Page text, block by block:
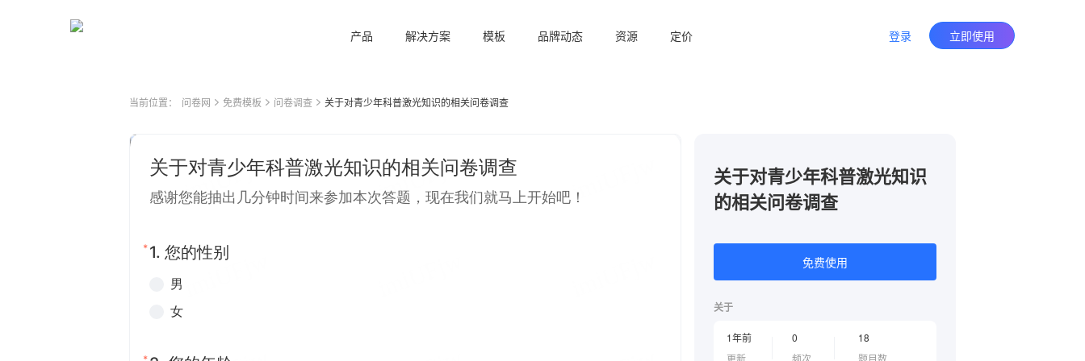
产品 解决方案 模板 品牌动态 资源 定价 登录 立即使用
当前位置： 问卷网 免费模板 问卷调查 关于对青少年科普激光知识的相关问卷调查
关于对青少年科普激光知识
的相关问卷调查
免费使用
关于
1年前
更新
0
频次
18
题目数